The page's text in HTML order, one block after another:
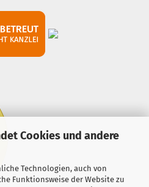
Cookies und andere
Technologien, auch von
Funktionsweise der Website zu